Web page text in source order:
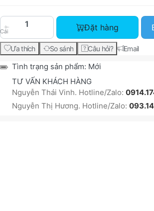
Cái
Máy in HP LaserJet Pro
Đặt hàng
Ưa thích So sánh Câu hỏi? Email
Tình trạng sản phẩm: Mới
TƯ VẤN KHÁCH HÀNG
Nguyễn Thái Vinh. Hotline/Zalo:
Nguyễn Thị Hương. Hotline/Zalo: